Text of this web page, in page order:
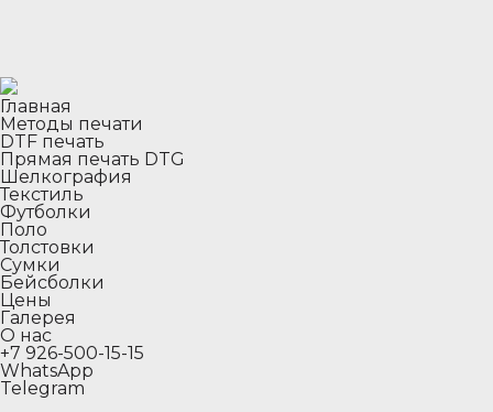
Главная
Методы печати
DTF печать
Прямая печать DTG
Шелкография
Текстиль
Футболки
Поло
Толстовки
Сумки
Бейсболки
Цены
Галерея
О нас
+7 926-500-15-15
WhatsApp
Telegram